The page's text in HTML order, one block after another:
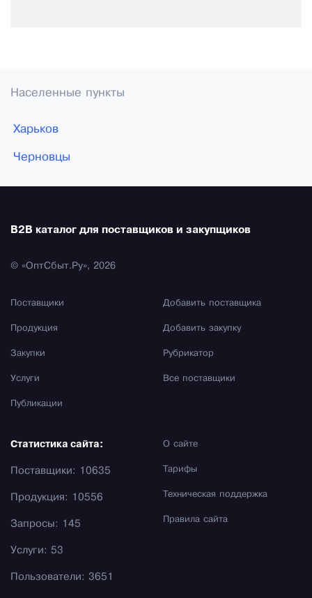
Населенные пункты
Харьков
Черновцы
B2B каталог для поставщиков и закупщиков
© «ОптСбыт.Ру», 2026
Поставщики
Продукция
Закупки
Услуги
Публикации
Добавить поставщика
Добавить закупку
Рубрикатор
Все поставщики
О сайте
Тарифы
Техническая поддержка
Правила сайта
Статистика сайта:
Поставщики: 10635
Продукция: 10556
Запросы: 145
Услуги: 53
Пользователи: 3651